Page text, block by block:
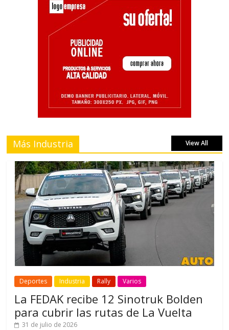
Más Industria View All
Deportes Industria Rally Varios
La FEDAK recibe 12 Sinotruk Bolden
para cubrir las rutas de La Vuelta
31 de julio de 2026